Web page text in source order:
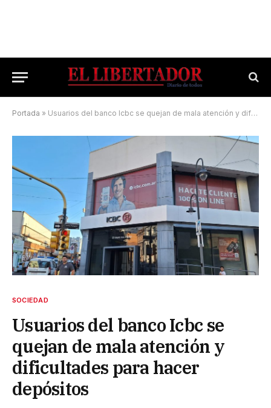
Portada » Usuarios del banco Icbc se quejan de mala atención y dificultades para hacer depósitos
SOCIEDAD
Usuarios del banco Icbc se
quejan de mala atención y
dificultades para hacer
depósitos